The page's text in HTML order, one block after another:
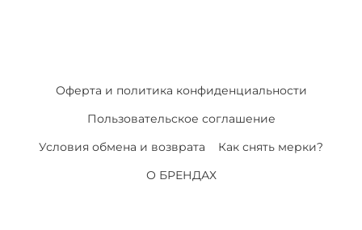
Оферта и политика конфиденциальности
Пользовательское соглашение
Условия обмена и возврата
Как снять мерки?
О БРЕНДАХ